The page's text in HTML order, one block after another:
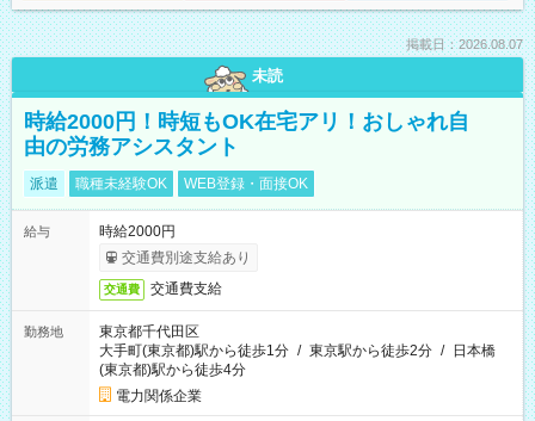
掲載日：2026.08.07
未読
時給2000円！時短もOK在宅アリ！おしゃれ自
由の労務アシスタント
派遣 職種未経験OK WEB登録・面接OK
給与
時給2000円
交通費別途支給あり
交通費 交通費支給
勤務地
東京都千代田区
大手町(東京都)駅から徒歩1分 / 東京駅から徒歩2分 / 日本橋
(東京都)駅から徒歩4分
電力関係企業